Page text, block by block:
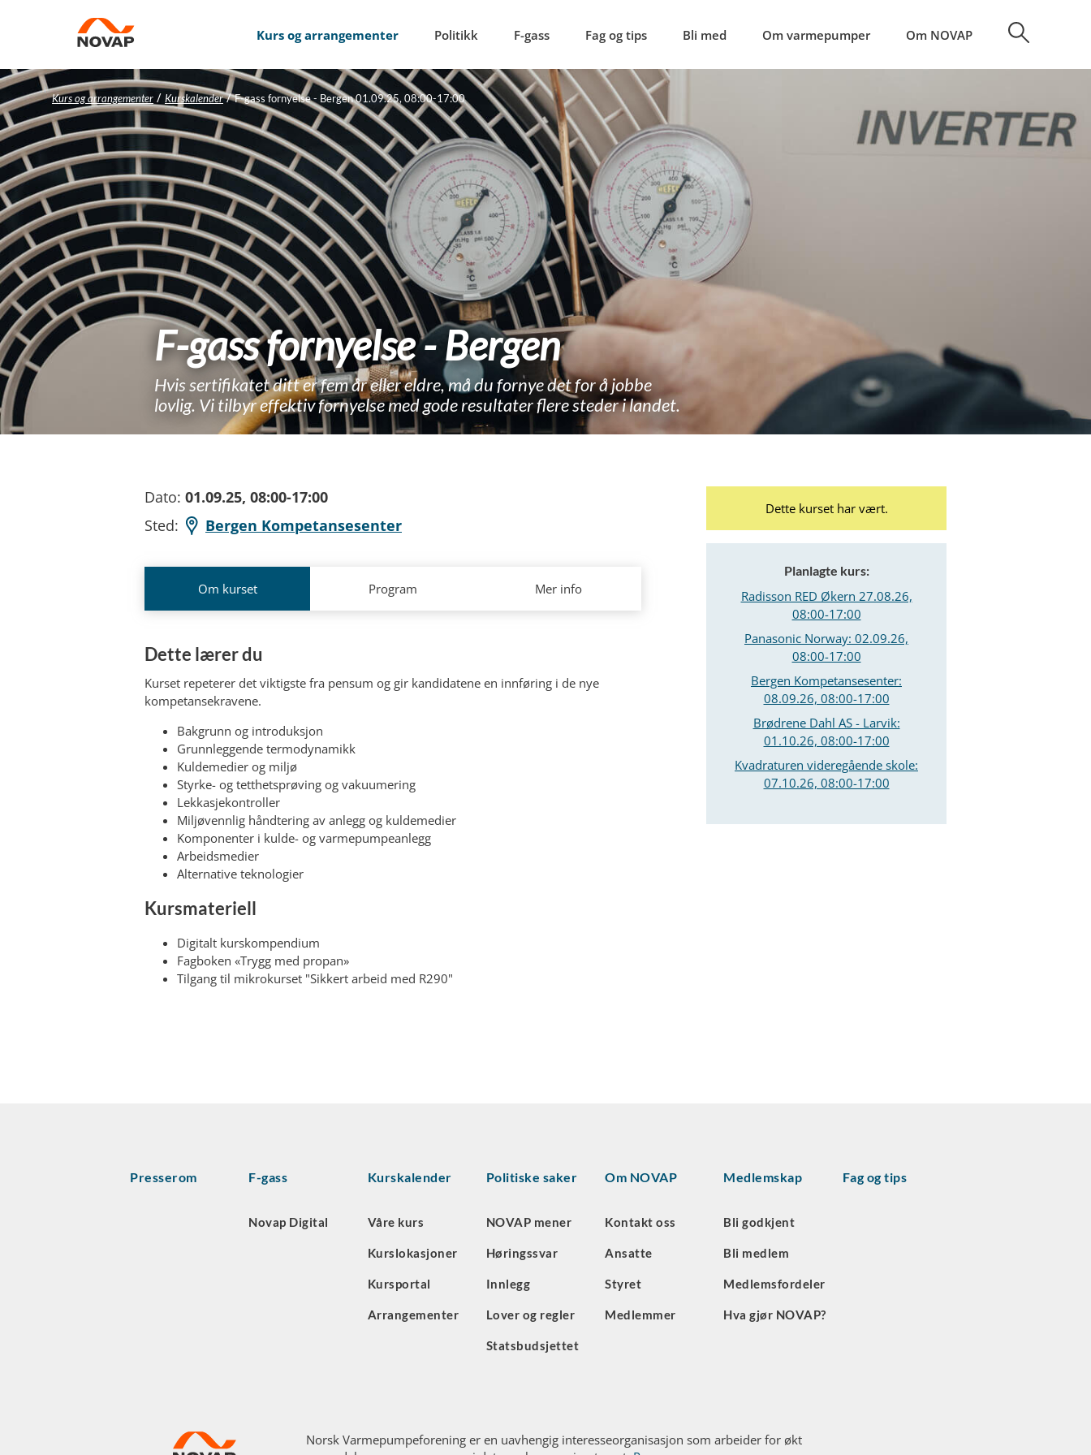
Kurs og arrangementer Politikk F-gass Fag og tips Bli med Om varmepumper Om NOVAP
Kurs og arrangementer / Kurskalender/F-gass fornyelse - Bergen 01.09.25, 08:00-17:00
F-gass fornyelse - Bergen
Hvis sertifikatet ditt er fem år eller eldre, må du fornye det for å jobbe
lovlig. Vi tilbyr effektiv fornyelse med gode resultater flere steder i landet.
Dato: 01.09.25, 08:00-17:00
Sted:
Bergen Kompetansesenter
Om kurset Program Mer info
Dette lærer du
Kurset repeterer det viktigste fra pensum og gir kandidatene en innføring i de nye
kompetansekravene.
Bakgrunn og introduksjon
Grunnleggende termodynamikk
Kuldemedier og miljø
Styrke- og tetthetsprøving og vakuumering
Lekkasjekontroller
Miljøvennlig håndtering av anlegg og kuldemedier
Komponenter i kulde- og varmepumpeanlegg
Arbeidsmedier
Alternative teknologier
Kursmateriell
Digitalt kurskompendium
Fagboken «Trygg med propan»
Tilgang til mikrokurset "Sikkert arbeid med R290"
Dette kurset har vært.
Planlagte kurs:
Radisson RED Økern 27.08.26,
08:00-17:00
Panasonic Norway: 02.09.26,
08:00-17:00
Bergen Kompetansesenter:
08.09.26, 08:00-17:00
Brødrene Dahl AS - Larvik:
01.10.26, 08:00-17:00
Kvadraturen videregående skole:
07.10.26, 08:00-17:00
Presserom F-gass
Novap Digital
Kurskalender
Våre kurs
Kurslokasjoner
Kursportal
Arrangementer
Politiske saker
NOVAP mener
Høringssvar
Innlegg
Lover og regler
Statsbudsjettet
Om NOVAP
Kontakt oss
Ansatte
Styret
Medlemmer
Medlemskap
Bli godkjent
Bli medlem
Medlemsfordeler
Hva gjør NOVAP?
Fag og tips
Norsk Varmepumpeforening er en uavhengig interesseorganisasjon som arbeider for økt